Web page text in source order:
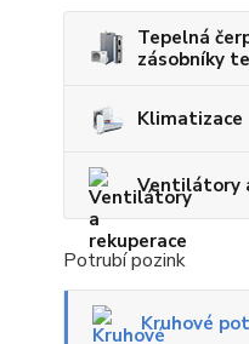
Tepelná
zásobníky
Klimatizace
Ventilátory
Potrubí pozink
Kruhové